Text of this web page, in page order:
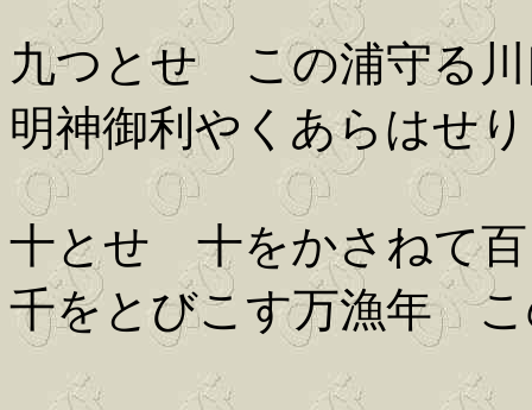
九つとせ この浦守る
明神御利やくあらはせ
十とせ 十をかさねて
千をとびこす万漁年 こ